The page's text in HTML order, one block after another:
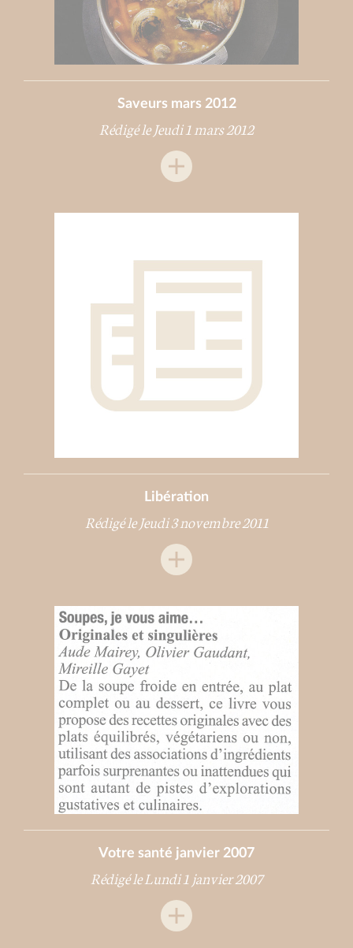
Saveurs mars 2012
Rédigé le Jeudi 1 mars 2012
Libération
Rédigé le Jeudi 3 novembre 2011
Votre santé janvier 2007
Rédigé le Lundi 1 janvier 2007